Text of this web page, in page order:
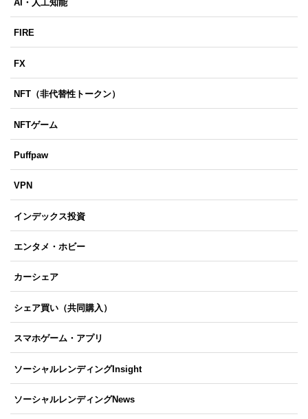
AI・人工知能
FIRE
FX
NFT（非代替性トークン）
NFTゲーム
Puffpaw
VPN
インデックス投資
エンタメ・ホビー
カーシェア
シェア買い（共同購入）
スマホゲーム・アプリ
ソーシャルレンディングInsight
ソーシャルレンディングNews